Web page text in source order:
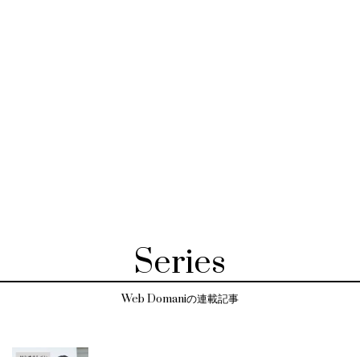
Series
Web Domaniの連載記事